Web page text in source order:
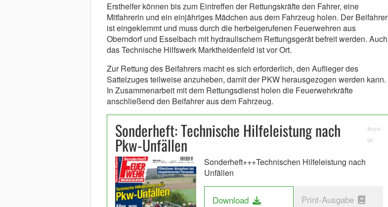
Ersthelfer können bis zum Eintreffen der Rettungskräfte den Fahrer, eine
Mitfahrerin und ein einjähriges Mädchen aus dem Fahrzeug holen. Der Beifahrer
ist eingeklemmt und muss durch die herbeigerufenen Feuerwehren aus
Oberndorf und Esselbach mit hydraulischem Rettungsgerät befreit werden. Auch
das Technische Hilfswerk Marktheidenfeld ist vor Ort.
Zur Rettung des Beifahrers macht es sich erforderlich, den Auflieger des
Sattelzuges teilweise anzuheben, damit der PKW herausgezogen werden kann.
In Zusammenarbeit mit dem Rettungsdienst holen die Feuerwehrkräfte
anschließend den Beifahrer aus dem Fahrzeug.
Sonderheft: Technische Hilfeleistung nach
Pkw-Unfällen
Anzei
ge
Sonderheft+++Technischen Hilfeleistung nach
Unfällen
Download Print-Ausgabe